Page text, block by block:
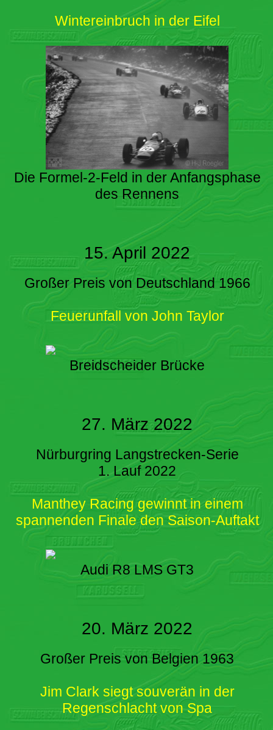
Wintereinbruch in der Eifel
Die Formel-2-Feld in der Anfangsphase
des Rennens
15. April 2022
Großer Preis von Deutschland 1966
Feuerunfall von John Taylor
Breidscheider Brücke
27. März 2022
Nürburgring Langstrecken-Serie
1. Lauf 2022
Manthey Racing gewinnt in einem
spannenden Finale den Saison-Auftakt
Audi R8 LMS GT3
20. März 2022
Großer Preis von Belgien 1963
Jim Clark siegt souverän in der
Regenschlacht von Spa